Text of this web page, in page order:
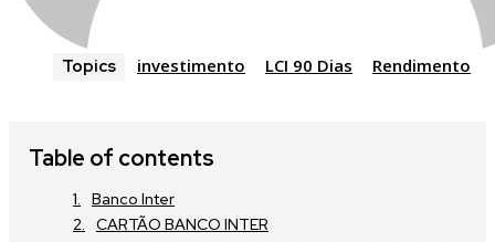
Topics investimento LCI 90 Dias Rendimento
Table of contents
Banco Inter
CARTÃO BANCO INTER